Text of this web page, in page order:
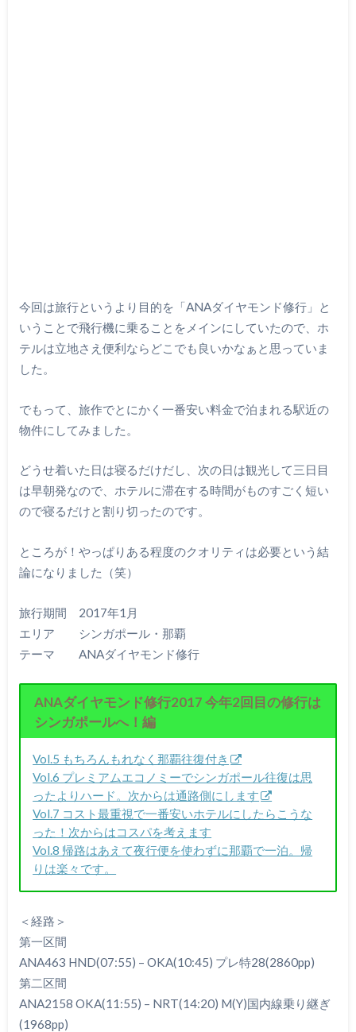
今回は旅行というより目的を「ANAダイヤモンド修行」と
いうことで飛行機に乗ることをメインにしていたので、ホ
テルは立地さえ便利ならどこでも良いかなぁと思っていま
した。
でもって、旅作でとにかく一番安い料金で泊まれる駅近の
物件にしてみました。
どうせ着いた日は寝るだけだし、次の日は観光して三日目
は早朝発なので、ホテルに滞在する時間がものすごく短い
ので寝るだけと割り切ったのです。
ところが！やっぱりある程度のクオリティは必要という結
論になりました（笑）
旅行期間 2017年1月
エリア シンガポール・那覇
テーマ ANAダイヤモンド修行
ANAダイヤモンド修行2017 今年2回目の修行は
シンガポールへ！編
Vol.5 もちろんもれなく那覇往復付き
Vol.6 プレミアムエコノミーでシンガポール往復は思
ったよりハード。次からは通路側にします
Vol.7 コスト最重視で一番安いホテルにしたらこうな
った！次からはコスパを考えます
Vol.8 帰路はあえて夜行便を使わずに那覇で一泊。帰
りは楽々です。
＜経路＞
第一区間
ANA463 HND(07:55) – OKA(10:45) プレ特28(2860pp)
第二区間
ANA2158 OKA(11:55) – NRT(14:20) M(Y)国内線乗り継ぎ
(1968pp)